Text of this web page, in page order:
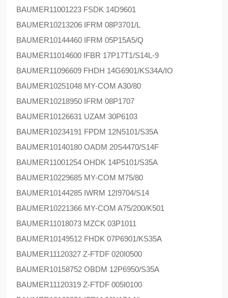
BAUMER11001223 FSDK 14D9601
BAUMER10213206 IFRM 08P3701/L
BAUMER10144460 IFRM 05P15A5/Q
BAUMER11014600 IFBR 17P17T1/S14L-9
BAUMER11096609 FHDH 14G6901/KS34A/IO
BAUMER10251048 MY-COM A30/80
BAUMER10218950 IFRM 08P1707
BAUMER10126631 UZAM 30P6103
BAUMER10234191 FPDM 12N5101/S35A
BAUMER10140180 OADM 20S4470/S14F
BAUMER11001254 OHDK 14P5101/S35A
BAUMER10229685 MY-COM M75/80
BAUMER10144285 IWRM 12I9704/S14
BAUMER10221366 MY-COM A75/200/K501
BAUMER11018073 MZCK 03P1011
BAUMER10149512 FHDK 07P6901/KS35A
BAUMER11120327 Z-FTDF 020I0500
BAUMER10158752 OBDM 12P6950/S35A
BAUMER11120319 Z-FTDF 005I0100